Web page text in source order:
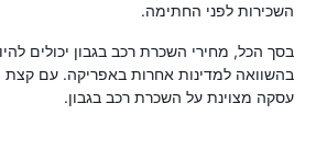
השכירות לפני החתימה.
בסך הכל, מחירי השכרת רכב בגבון יכולים
בהשוואה למדינות אחרות באפריקה. עם
עסקה מצוינת על השכרת רכב בגבון.